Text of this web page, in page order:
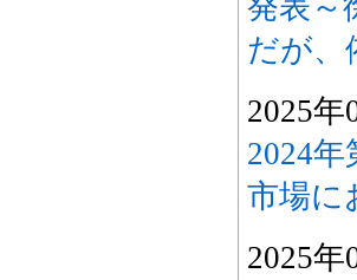
発表～
だが、
2025
2024
市場に
2025